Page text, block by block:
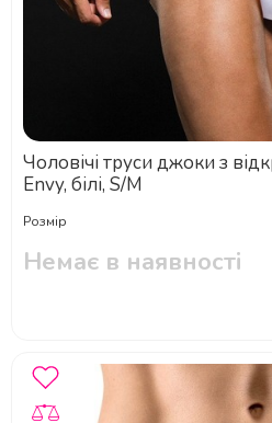
Чоловічі труси джоки з
Envy, білі, S/M
Розмір
Немає в наявності